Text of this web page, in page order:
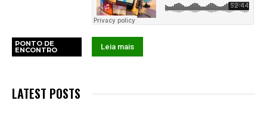
PONTO DE
ENCONTRO Leia mais
LATEST POSTS